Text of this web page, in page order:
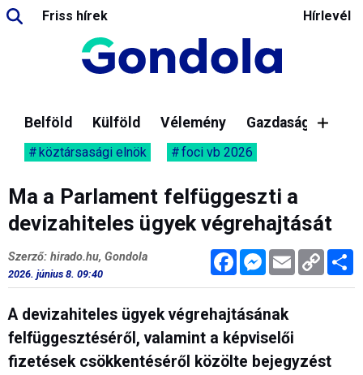
Friss hírek Hírlevél
Belföld Külföld Vélemény Gazdaság
köztársasági elnök foci vb 2026
Ma a Parlament felfüggeszti a
devizahiteles ügyek végrehajtását
FacebookMessenger
Email Copy
Link
Szerző: hirado.hu, Gondola
2026. június 8. 09:40
A devizahiteles ügyek végrehajtásának
felfüggesztéséről, valamint a képviselői
fizetések csökkentéséről közölte bejegyzést